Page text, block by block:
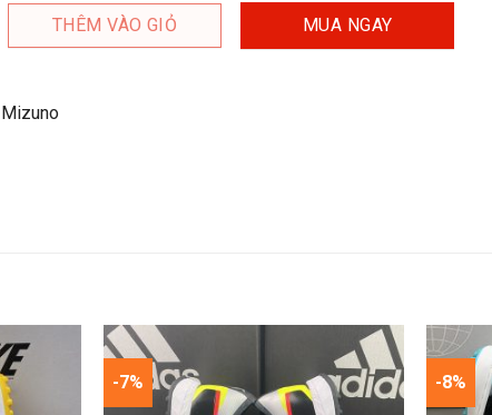
THÊM VÀO GIỎ MUA NGAY
Mizuno
-7% -8%